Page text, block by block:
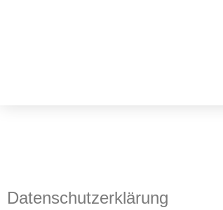
Datenschutz­erklärung